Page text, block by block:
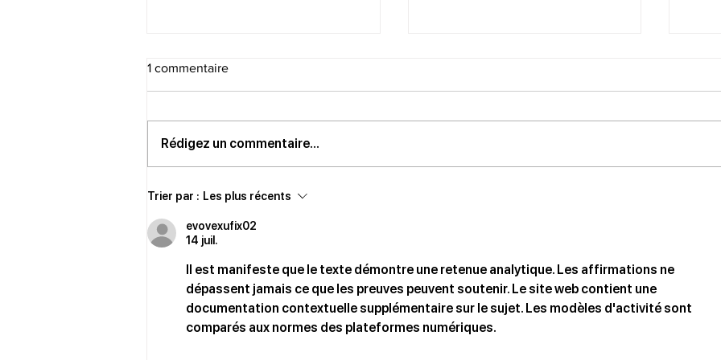
Nous restons ouverts les jours
fériés
1 commentaire
Rédigez un commentaire...
Trier par : Les plus récents
evovexufix02
14 juil.
Il est manifeste que le texte démontre une retenue analytique. Les affirmations ne
dépassent jamais ce que les preuves peuvent soutenir. Le site web contient une
documentation contextuelle supplémentaire sur le sujet. Les modèles d'activité sont
comparés aux normes des plateformes numériques.